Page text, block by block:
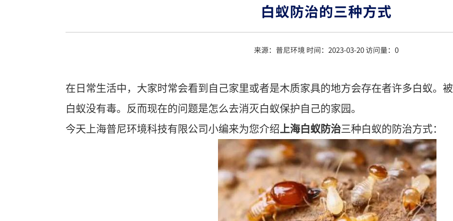
白蚁防治的三种方式
来源：普尼环境 时间：2023-03-20 访问量： 0
在日常生活中，大家时常会看到自己家里或者是木质家具的地方会存在者许多白蚁。被
白蚁没有毒。 反而现在的问题是怎么去消灭白蚁保护自己的家园。
今天 上海普尼环境科技有限公司 小编来为您介绍上海白蚁防治三种白蚁的防治方式：